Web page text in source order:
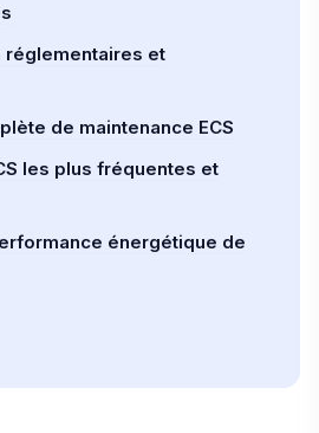
réglementaires et
de maintenance ECS
les plus fréquentes et
énergétique de